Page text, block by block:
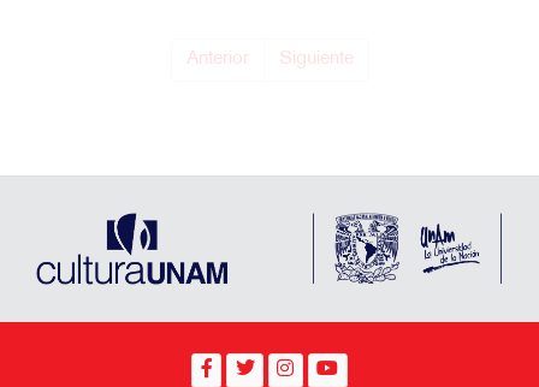
Anterior Siguiente